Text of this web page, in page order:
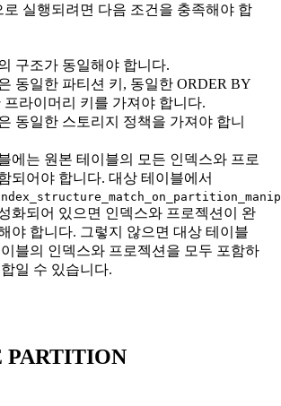
실행되려면 다음 조건을 충족해야 합
구조가 동일해야 합니다.
동일한 파티션 키, 동일한 ORDER BY
프라이머리 키를 가져야 합니다.
동일한 스토리지 정책을 가져야 합니
에는 원본 테이블의 모든 인덱스와 프로
되어야 합니다. 대상 테이블에서
화되어 있으면 인덱스와 프로젝션이 완
야 합니다. 그렇지 않으면 대상 테이블
블의 인덱스와 프로젝션을 모두 포함하
일 수 있습니다.
PARTITION